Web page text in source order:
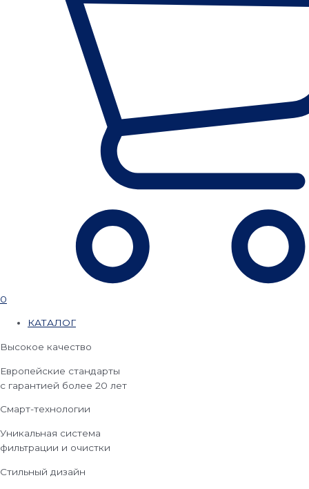
0
КАТАЛОГ
Высокое качество
Европейские стандарты
с гарантией более 20 лет
Смарт-технологии
Уникальная система
фильтрации и очистки
Стильный дизайн